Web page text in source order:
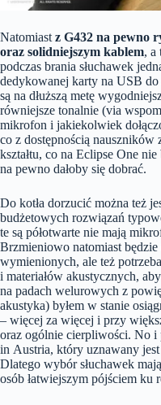
Natomiast z G432 na pewno
oraz solidniejszym kablem, a
podczas brania słuchawek
dedykowanej karty na USB
są na dłuższą metę
równiejsze tonalnie (via
mikrofon i jakiekolwiek
co z dostępnością
kształtu, co na Eclipse One
na pewno dałoby się dobrać.
Do kotła dorzucić można też
budżetowych rozwiązań
te są półotwarte nie mają
Brzmieniowo natomiast
wymienionych, ale też
i materiałów akustycznych,
na padach welurowych z
akustyka) byłem w stanie
– więcej za więcej i przy
oraz ogólnie cierpliwości. No i
in Austria, który uznawany
Dlatego wybór słuchawek
osób łatwiejszym pójściem ku